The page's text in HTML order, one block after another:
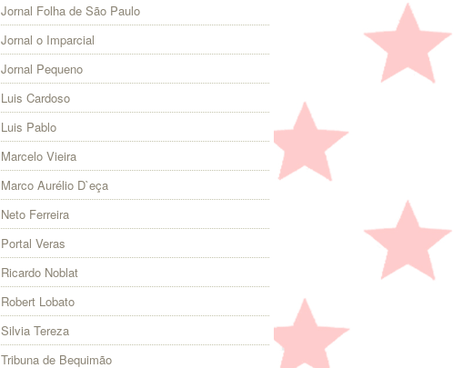
Jornal Folha de São Paulo
Jornal o Imparcial
Jornal Pequeno
Luis Cardoso
Luis Pablo
Marcelo Vieira
Marco Aurélio D`eça
Neto Ferreira
Portal Veras
Ricardo Noblat
Robert Lobato
Silvia Tereza
Tribuna de Bequimão